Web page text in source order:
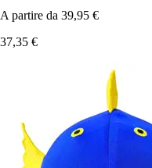
A partire da 39,95 €
37,35 €